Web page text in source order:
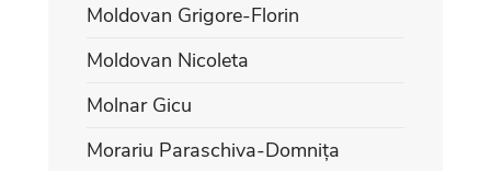
Moldovan Grigore-Florin
Moldovan Nicoleta
Molnar Gicu
Morariu Paraschiva-Domnița